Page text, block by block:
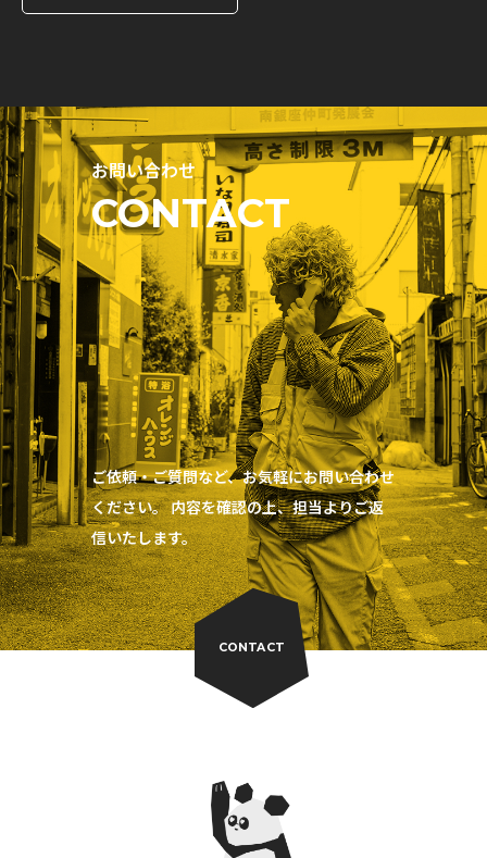
お問い合わせ
CONTACT
ご依頼・ご質問など、お気軽にお問い合わせ
ください。 内容を確認の上、担当よりご返
信いたします。
CONTACT